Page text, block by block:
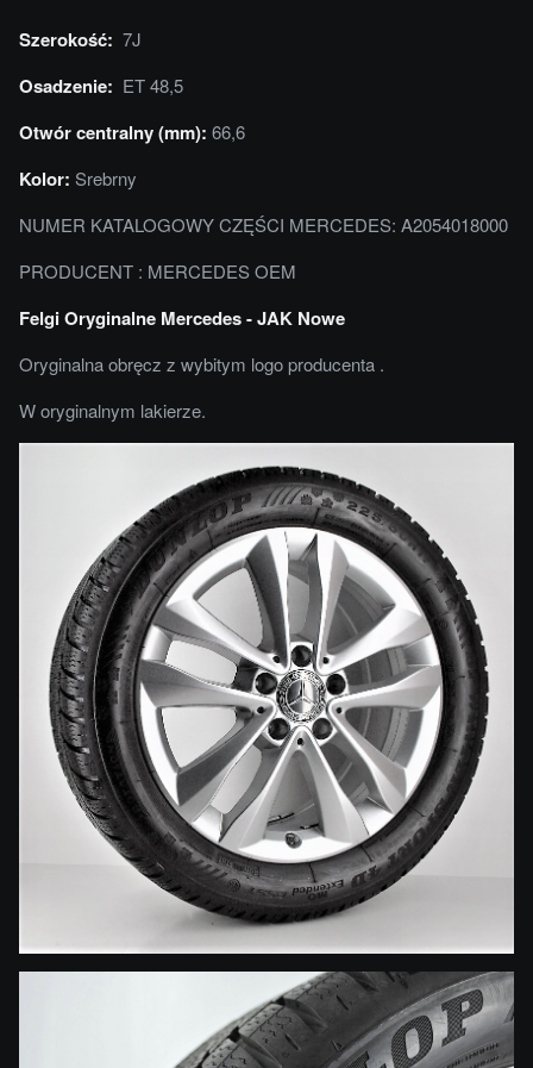
Szerokość: 7J
Osadzenie: ET 48,5
Otwór centralny (mm): 66,6
Kolor: Srebrny
NUMER KATALOGOWY CZĘŚCI MERCEDES: A2054018000
PRODUCENT : MERCEDES OEM
Felgi Oryginalne Mercedes - JAK Nowe
Oryginalna obręcz z wybitym logo producenta .
W oryginalnym lakierze.